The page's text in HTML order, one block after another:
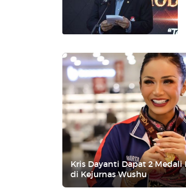
Kris Dayanti Dapat 2 Medali
di Kejurnas Wushu